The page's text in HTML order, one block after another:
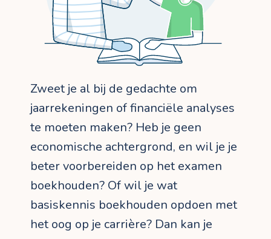
Zweet je al bij de gedachte om
jaarrekeningen of financiële analyses
te moeten maken? Heb je geen
economische achtergrond, en wil je je
beter voorbereiden op het examen
boekhouden? Of wil je wat
basiskennis boekhouden opdoen met
het oog op je carrière? Dan kan je